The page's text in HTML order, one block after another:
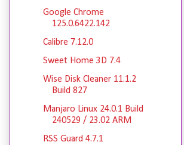
Google Chrome
125.0.6422.142
Calibre 7.12.0
Sweet Home 3D 7.4
Wise Disk Cleaner 11.1.2
Build 827
Manjaro Linux 24.0.1 Build
240529 / 23.02 ARM
RSS Guard 4.7.1